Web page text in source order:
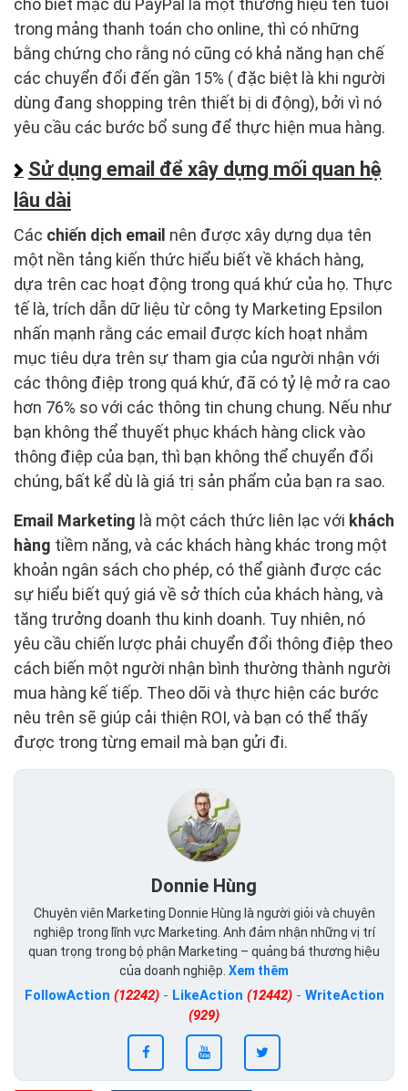
trong mảng thanh toán cho online, thì có những
bằng chứng cho rằng nó cũng có khả năng hạn chế
các chuyển đổi đến gần 15% ( đặc biệt là khi người
dùng đang shopping trên thiết bị di động), bởi vì nó
yêu cầu các bước bổ sung để thực hiện mua hàng.
Sử dụng email để xây dựng mối quan hệ
lâu dài
Các chiến dịch email nên được xây dựng dụa tên
một nền tảng kiến thức hiểu biết về khách hàng,
dựa trên cac hoạt động trong quá khứ của họ. Thực
tế là, trích dẫn dữ liệu từ công ty Marketing Epsilon
nhấn mạnh rằng các email được kích hoạt nhắm
mục tiêu dựa trên sự tham gia của người nhận với
các thông điệp trong quá khứ, đã có tỷ lệ mở ra cao
hơn 76% so với các thông tin chung chung. Nếu như
bạn không thể thuyết phục khách hàng click vào
thông điệp của bạn, thì bạn không thể chuyển đổi
chúng, bất kể dù là giá trị sản phẩm của bạn ra sao.
Email Marketing là một cách thức liên lạc với khách
hàng tiềm năng, và các khách hàng khác trong một
khoản ngân sách cho phép, có thể giành được các
sự hiểu biết quý giá về sở thích của khách hàng, và
tăng trưởng doanh thu kinh doanh. Tuy nhiên, nó
yêu cầu chiến lược phải chuyển đổi thông điệp theo
cách biến một người nhận bình thường thành người
mua hàng kế tiếp. Theo dõi và thực hiện các bước
nêu trên sẽ giúp cải thiện ROI, và bạn có thể thấy
được trong từng email mà bạn gửi đi.
Donnie Hùng
Chuyên viên Marketing Donnie Hùng là người giỏi và chuyên
nghiệp trong lĩnh vực Marketing. Anh đảm nhận những vị trí
quan trọng trong bộ phận Marketing – quảng bá thương hiệu
của doanh nghiệp. Xem thêm
FollowAction (12242)- LikeAction (12442)- WriteAction
(929)